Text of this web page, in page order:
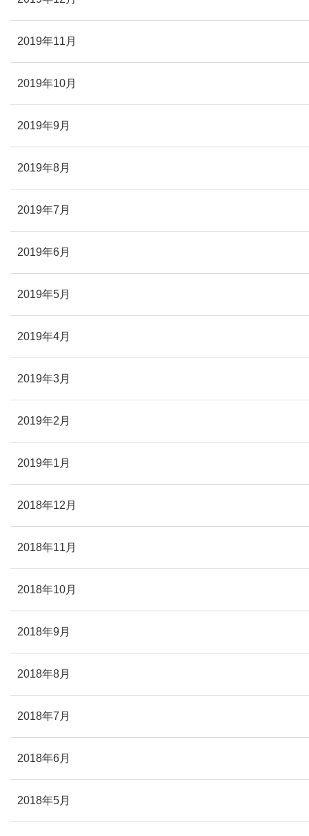
2019年11月
2019年10月
2019年9月
2019年8月
2019年7月
2019年6月
2019年5月
2019年4月
2019年3月
2019年2月
2019年1月
2018年12月
2018年11月
2018年10月
2018年9月
2018年8月
2018年7月
2018年6月
2018年5月